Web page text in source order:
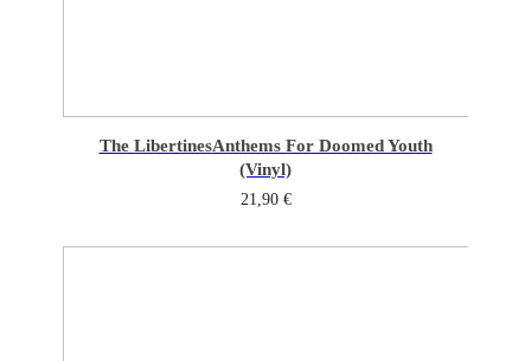
The LibertinesAnthems For Doomed Youth
(Vinyl)
21,90 €